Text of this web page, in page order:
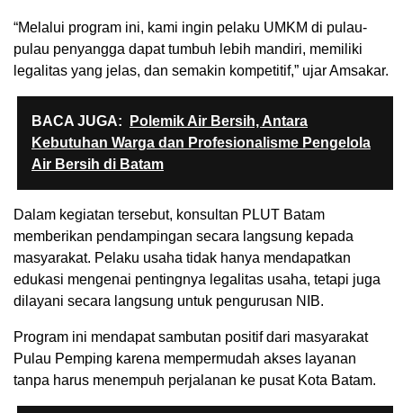
“Melalui program ini, kami ingin pelaku UMKM di pulau-
pulau penyangga dapat tumbuh lebih mandiri, memiliki
legalitas yang jelas, dan semakin kompetitif,” ujar Amsakar.
BACA JUGA:
Polemik Air Bersih, Antara
Kebutuhan Warga dan Profesionalisme Pengelola
Air Bersih di Batam
Dalam kegiatan tersebut, konsultan PLUT Batam
memberikan pendampingan secara langsung kepada
masyarakat. Pelaku usaha tidak hanya mendapatkan
edukasi mengenai pentingnya legalitas usaha, tetapi juga
dilayani secara langsung untuk pengurusan NIB.
Program ini mendapat sambutan positif dari masyarakat
Pulau Pemping karena mempermudah akses layanan
tanpa harus menempuh perjalanan ke pusat Kota Batam.